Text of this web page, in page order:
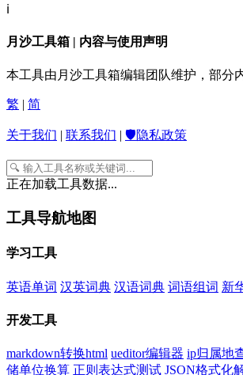
ℹ️
月沙工具箱 | 内容与使用声明
本工具由月沙工具箱编辑团队维护，部分
繁 | 简
关于我们 | 联系我们 | 🛡️隐私政策
正在加载工具数据...
工具导航地图
学习工具
英语单词 汉英词典 汉语词典 词语组词 新
开发工具
markdown转换html ueditor编辑器 ip归属地
储单位换算 正则表达式测试 JSON格式化